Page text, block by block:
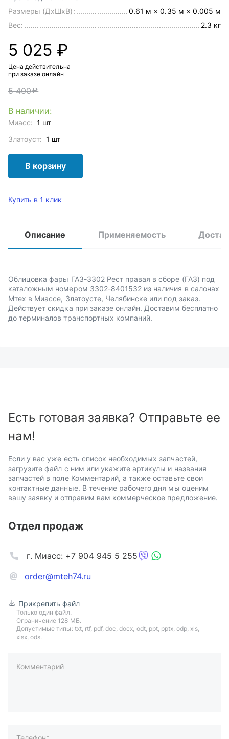
Размеры (ДхШхВ):
0.61 м × 0.35 м × 0.005 м
Вес:
2.3 кг
5 025 ₽
Цена действительна
при заказе онлайн
5 400c
В наличии:
Миасс: 1 шт
Златоуст: 1 шт
В корзину
Купить в 1 клик
Описание Применяемость
Облицовка фары ГАЗ-3302 Рест правая в сборе (ГАЗ) под
каталожным номером 3302-8401532 из наличия в салонах
Мтех в Миассе, Златоусте, Челябинске или под заказ.
Действует скидка при заказе онлайн. Доставим бесплатно
до терминалов транспортных компаний.
Есть готовая заявка? Отправьте ее
нам!
Если у вас уже есть список необходимых запчастей,
загрузите файл с ним или укажите артикулы и названия
запчастей в поле Комментарий, а также оставьте свои
контактные данные. В течение рабочего дня мы оценим
вашу заявку и отправим вам коммерческое предложение.
Отдел продаж
order@mteh74.ru
г. Миасс: +7 904 945 5 255
Прикрепить файл
Только один файл.
Ограничение 128 МБ.
Допустимые типы: txt, rtf, pdf, doc, docx, odt, ppt, pptx, odp, xls,
xlsx, ods.
Комментарий
пример: 89511234567 или +79511324567